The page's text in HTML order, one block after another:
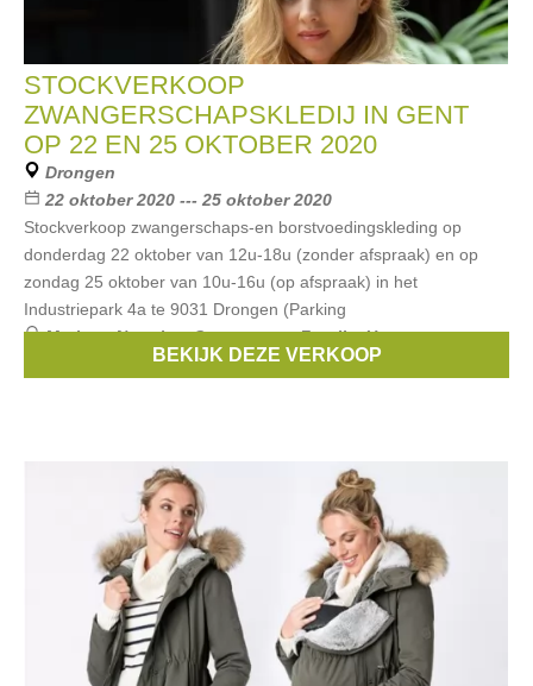
STOCKVERKOOP
ZWANGERSCHAPSKLEDIJ IN GENT
OP 22 EN 25 OKTOBER 2020
Drongen
22 oktober 2020 --- 25 oktober 2020
Stockverkoop zwangerschaps-en borstvoedingskleding op
donderdag 22 oktober van 12u-18u (zonder afspraak) en op
zondag 25 oktober van 10u-16u (op afspraak) in het
Industriepark 4a te 9031 Drongen (Parking
Merken:Noppies,Queen mum,Fragile,Un ventre pour
Esprit Maternity, ...
BEKIJK DEZE VERKOOP